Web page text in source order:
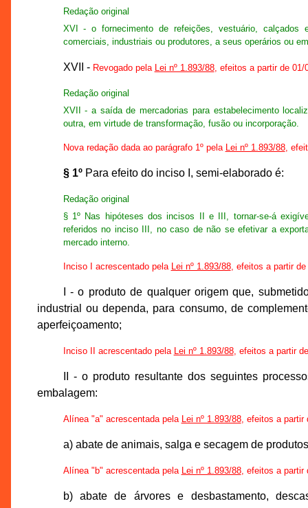
Redação original
XVI - o fornecimento de refeições, vestuário, calçados
comerciais, industriais ou produtores, a seus operários ou
XVII - Revogado pela Lei nº 1.893/88, efeitos a partir de 01/
Redação original
XVII - a saída de mercadorias para estabelecimento
outra, em virtude de transformação, fusão ou incorporação.
Nova redação dada ao parágrafo 1º pela Lei nº 1.893/88,
§ 1ºPara efeito do inciso I, semi-elaborado é:
Redação original
§ 1º Nas hipóteses dos incisos II e III, tornar-se-á
referidos no inciso III, no caso de não se efetivar a
mercado interno.
Inciso I acrescentado pela Lei nº 1.893/88, efeitos a partir de
I - o produto de qualquer origem que,
industrial ou dependa, para consumo, de
aperfeiçoamento;
Inciso II acrescentado pela Lei nº 1.893/88, efeitos a partir
II - o produto resultante dos seguintes
embalagem:
Alínea "a" acrescentada pela Lei nº 1.893/88, efeitos a partir
a) abate de animais, salga e secagem de
Alínea "b" acrescentada pela Lei nº 1.893/88, efeitos a partir
b) abate de árvores e desbastamento,